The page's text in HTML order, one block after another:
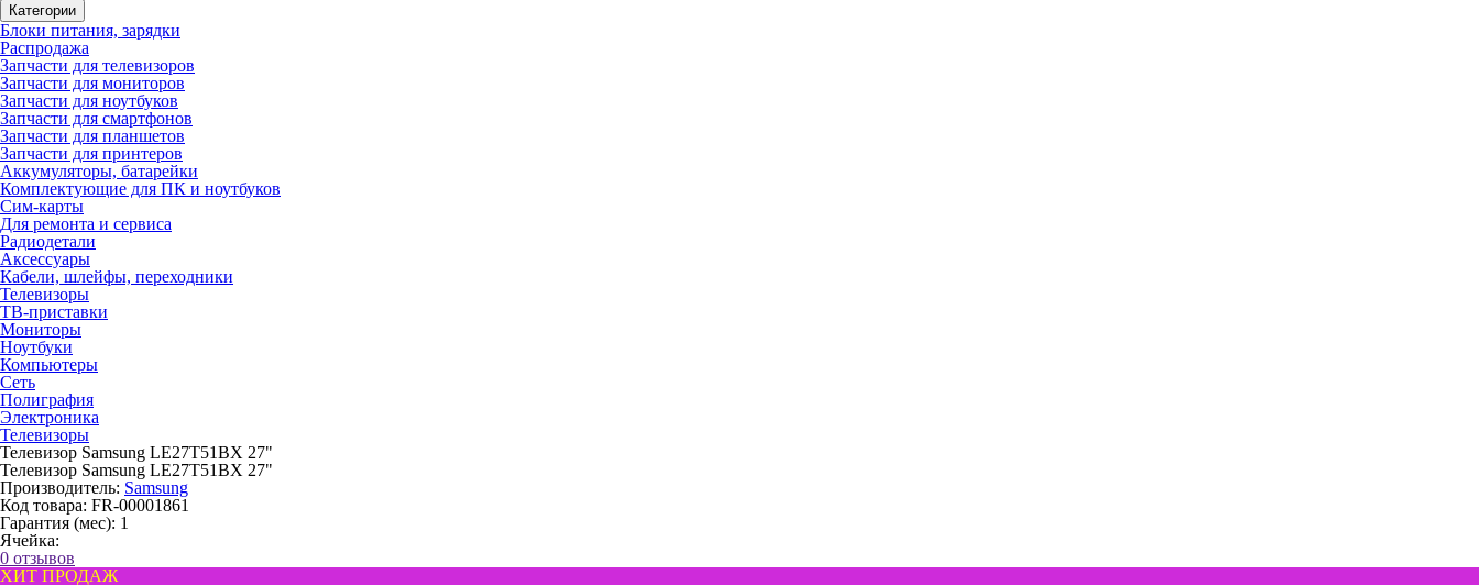
Категории
Блоки питания, зарядки
Распродажа
Запчасти для телевизоров
Запчасти для мониторов
Запчасти для ноутбуков
Запчасти для смартфонов
Запчасти для планшетов
Запчасти для принтеров
Аккумуляторы, батарейки
Комплектующие для ПК и ноутбуков
Сим-карты
Для ремонта и сервиса
Радиодетали
Аксессуары
Кабели, шлейфы, переходники
Телевизоры
ТВ-приставки
Мониторы
Ноутбуки
Компьютеры
Сеть
Полиграфия
Электроника
Телевизоры
Телевизор Samsung LE27T51BX 27"
Телевизор Samsung LE27T51BX 27"
Производитель: Samsung
Код товара: FR-00001861
Гарантия (мес): 1
Ячейка:
0 отзывов
ХИТ ПРОДАЖ